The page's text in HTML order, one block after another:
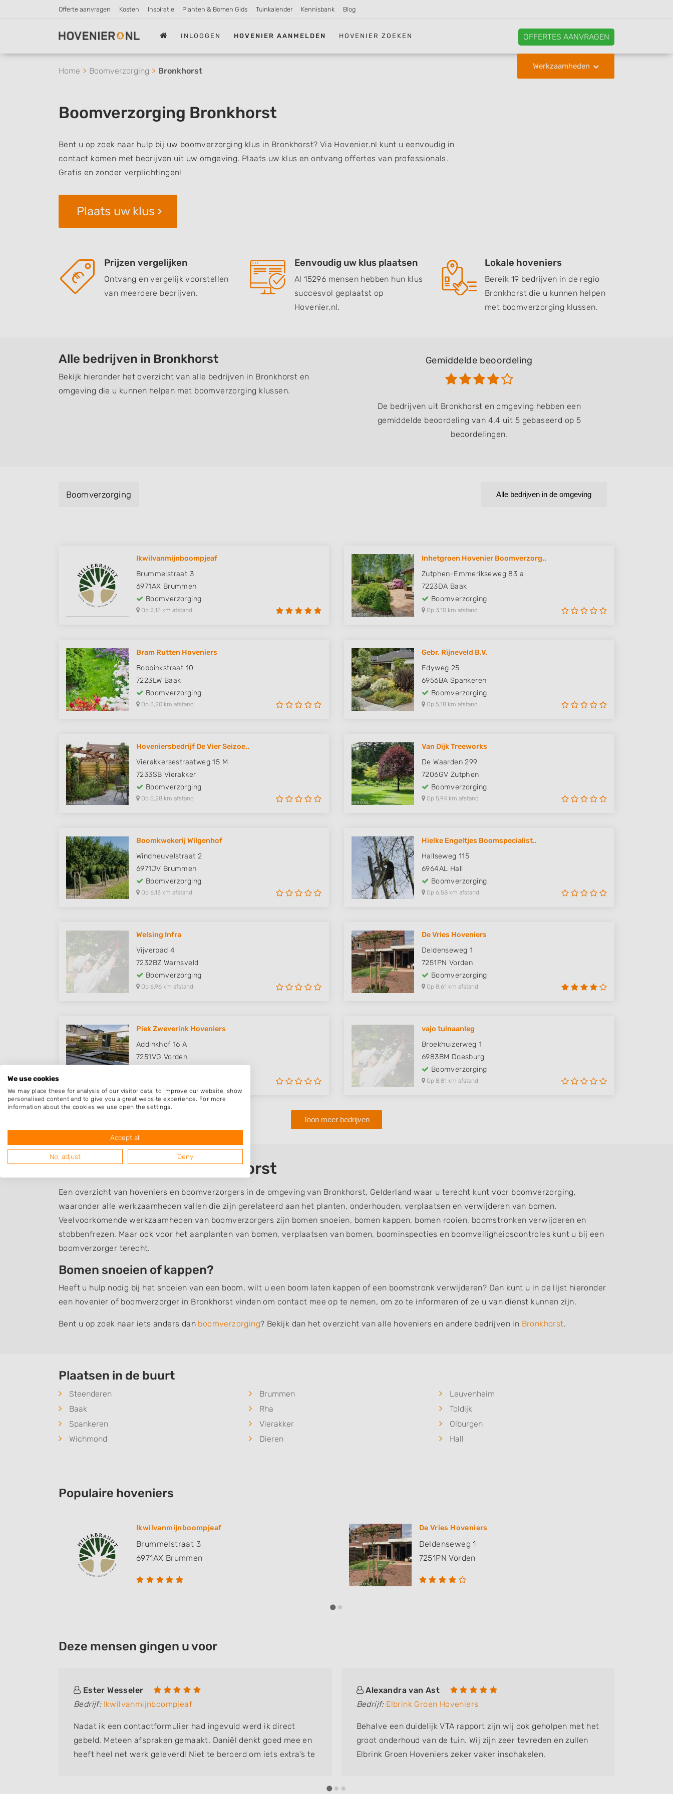
Offerte aanvragen Kosten Inspiratie Planten & Bomen Gids Tuinkalender Kennisbank Blog
INLOGGEN HOVENIER AANMELDEN HOVENIER ZOEKEN OFFERTES AANVRAGEN
Werkzaamheden
Home Boomverzorging Bronkhorst
Boomverzorging Bronkhorst
Bent u op zoek naar hulp bij uw boomverzorging klus in Bronkhorst? Via Hovenier.nl kunt u eenvoudig in
contact komen met bedrijven uit uw omgeving. Plaats uw klus en ontvang offertes van professionals.
Gratis en zonder verplichtingen!
Plaats uw klus
Prijzen vergelijken
Ontvang en vergelijk voorstellen
van meerdere bedrijven.
Eenvoudig uw klus plaatsen
Al 15296 mensen hebben hun klus
succesvol geplaatst op
Hovenier.nl.
Lokale hoveniers
Bereik 19 bedrijven in de regio
Bronkhorst die u kunnen helpen
met boomverzorging klussen.
Alle bedrijven in Bronkhorst
Bekijk hieronder het overzicht van alle bedrijven in Bronkhorst en
omgeving die u kunnen helpen met boomverzorging klussen.
Gemiddelde beoordeling
De bedrijven uit Bronkhorst en omgeving hebben een
gemiddelde beoordeling van 4.4 uit 5 gebaseerd op 5
beoordelingen.
Boomverzorging Alle bedrijven in de omgeving
Ikwilvanmijnboompjeaf
Brummelstraat 3
6971AX Brummen
Boomverzorging
Op 2,15 km afstand
Inhetgroen Hovenier Boomverzorg..
Zutphen-Emmerikseweg 83 a
7223DA Baak
Boomverzorging
Op 3,10 km afstand
Bram Rutten Hoveniers
Bobbinkstraat 10
7223LW Baak
Boomverzorging
Op 3,20 km afstand
Gebr. Rijneveld B.V.
Edyweg 25
6956BA Spankeren
Boomverzorging
Op 5,18 km afstand
Hoveniersbedrijf De Vier Seizoe..
Vierakkersestraatweg 15 M
7233SB Vierakker
Boomverzorging
Op 5,28 km afstand
Van Dijk Treeworks
De Waarden 299
7206GV Zutphen
Boomverzorging
Op 5,94 km afstand
Boomkwekerij Wilgenhof
Windheuvelstraat 2
6971JV Brummen
Boomverzorging
Op 6,13 km afstand
Hielke Engeltjes Boomspecialist..
Hallseweg 115
6964AL Hall
Boomverzorging
Op 6,58 km afstand
Welsing Infra
Vijverpad 4
7232BZ Warnsveld
Boomverzorging
Op 6,96 km afstand
De Vries Hoveniers
Deldenseweg 1
7251PN Vorden
Boomverzorging
Op 8,61 km afstand
Piek Zweverink Hoveniers
Addinkhof 16 A
7251VG Vorden
vajo tuinaanleg
Broekhuizerweg 1
6983BM Doesburg
Boomverzorging
Op 8,81 km afstand
Toon meer bedrijven
Boomverzorging Bronkhorst
Een overzicht van hoveniers en boomverzorgers in de omgeving van Bronkhorst, Gelderland waar u terecht kunt voor boomverzorging,
waaronder alle werkzaamheden vallen die zijn gerelateerd aan het planten, onderhouden, verplaatsen en verwijderen van bomen.
Veelvoorkomende werkzaamheden van boomverzorgers zijn bomen snoeien, bomen kappen, bomen rooien, boomstronken verwijderen en
stobbenfrezen. Maar ook voor het aanplanten van bomen, verplaatsen van bomen, boominspecties en boomveiligheidscontroles kunt u bij een
boomverzorger terecht.
Bomen snoeien of kappen?
Heeft u hulp nodig bij het snoeien van een boom, wilt u een boom laten kappen of een boomstronk verwijderen? Dan kunt u in de lijst hieronder
een hovenier of boomverzorger in Bronkhorst vinden om contact mee op te nemen, om zo te informeren of ze u van dienst kunnen zijn.
Bent u op zoek naar iets anders dan boomverzorging? Bekijk dan het overzicht van alle hoveniers en andere bedrijven in Bronkhorst.
Plaatsen in de buurt
Steenderen Brummen
Leuvenheim
Baak
Rha
Toldijk
Spankeren
Vierakker
Olburgen
Wichmond
Dieren Hall
Populaire hoveniers
Ikwilvanmijnboompjeaf
Brummelstraat 3
6971AX Brummen
De Vries Hoveniers
Deldenseweg 1
7251PN Vorden
Deze mensen gingen u voor
Ester Wesseler
Bedrijf: Ikwilvanmijnboompjeaf
Nadat ik een contactformulier had ingevuld werd ik direct
gebeld. Meteen afspraken gemaakt. Daniël denkt goed mee en
heeft heel net werk geleverd! Niet te beroerd om iets extra’s te
Alexandra van Ast
Bedrijf: Elbrink Groen Hoveniers
Behalve een duidelijk VTA rapport zijn wij ook geholpen met het
groot onderhoud van de tuin. Wij zijn zeer tevreden en zullen
Elbrink Groen Hoveniers zeker vaker inschakelen.
We use cookies
We may place these for analysis of our visitor data, to improve our website, show
personalised content and to give you a great website experience. For more
information about the cookies we use open the settings.
Accept all
No, adjust Deny